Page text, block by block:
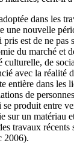
dans les
une nouvelle
est de ne pas
du marché et
culturelle, de
avec la réalité
entière dans les
de
produit entre
sur un matériau
travaux récents
2006).